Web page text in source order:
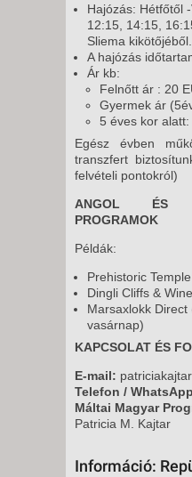
Hajózás: Hétfőtől
12:15, 14:15,
Sliema kikötőjéből.
A hajózás
Ár kb:
Felnőtt ár : 20
Gyermek ár
5 éves kor
Egész évben
transzfert
felvételi pontokról)
ANGOL ÉS
PROGRAMOK
Példák:
Prehistoric
Dingli Cliffs &
Marsaxlokk Direct
vasárnap)
KAPCSOLAT ÉS
E-mail:
Telefon /
Máltai Magyar
Patricia M. Kajtar
Információ: